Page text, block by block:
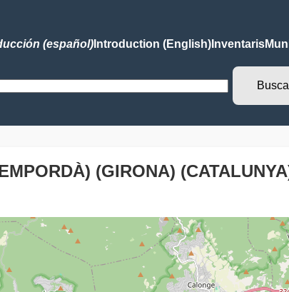
(español)Introduction (English)Inventaris
(GIRONA)